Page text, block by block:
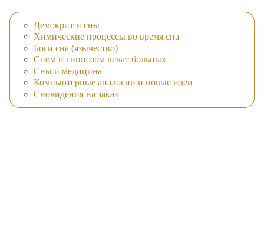
Демокрит и сны
Химические процессы во время сна
Боги сна (язычество)
Сном и гипнозом лечат больных
Сны и медицина
Компьютерные аналогии и новые идеи
Сновидения на заказ